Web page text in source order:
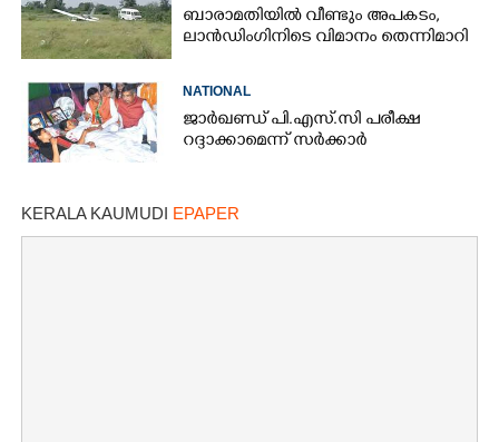
ബാരാമതിയിൽ വീണ്ടും അപകടം,​
ലാൻഡിംഗിനിടെ വിമാനം തെന്നിമാറി
NATIONAL
ജാർഖണ്ഡ് പി.എസ്.സി പരീക്ഷ
റദ്ദാക്കാമെന്ന് സർക്കാർ
KERALA KAUMUDI EPAPER